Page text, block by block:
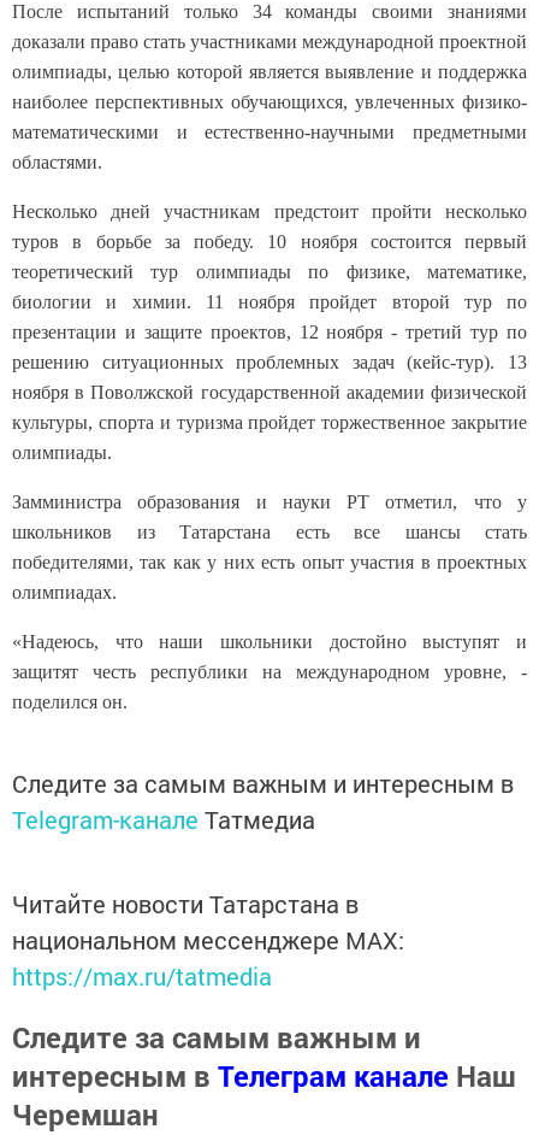
После испытаний только 34 команды своими знаниями
доказали право стать участниками международной проектной
олимпиады, целью которой является выявление и поддержка
наиболее перспективных обучающихся, увлеченных физико-
математическими и естественно-научными предметными
областями.
Несколько дней участникам предстоит пройти несколько
туров в борьбе за победу. 10 ноября состоится первый
теоретический тур олимпиады по физике, математике,
биологии и химии. 11 ноября пройдет второй тур по
презентации и защите проектов, 12 ноября - третий тур по
решению ситуационных проблемных задач (кейс-тур). 13
ноября в Поволжской государственной академии физической
культуры, спорта и туризма пройдет торжественное закрытие
олимпиады.
Замминистра образования и науки РТ отметил, что у
школьников из Татарстана есть все шансы стать
победителями, так как у них есть опыт участия в проектных
олимпиадах.
«Надеюсь, что наши школьники достойно выступят и
защитят честь республики на международном уровне, -
поделился он.
Следите за самым важным и интересным в
Telegram-канале Татмедиа
Читайте новости Татарстана в
национальном мессенджере MАХ:
https://max.ru/tatmedia
Следите за самым важным и
интересным в Телеграм канале Наш
Черемшан